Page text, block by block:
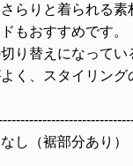
らりと着られる
もおすすめです。
り替えになってい
く、スタイリング
し（裾部分あり）